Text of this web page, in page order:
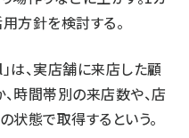
方針を検討する。
、実店舗に来店した顧
時間帯別の来店数や、店
状態で取得するという。